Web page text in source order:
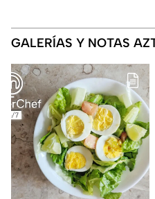
GALERÍAS Y NOTAS